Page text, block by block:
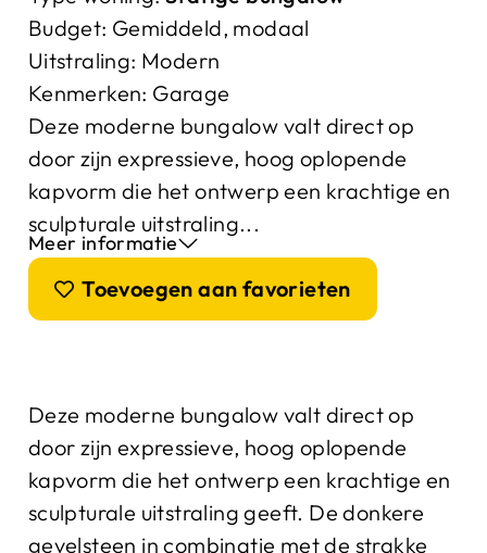
Budget: Gemiddeld, modaal
Uitstraling: Modern
Kenmerken: Garage
Deze moderne bungalow valt direct op
door zijn expressieve, hoog oplopende
kapvorm die het ontwerp een krachtige en
sculpturale uitstraling...
Meer informatie
Toevoegen aan favorieten
Deze moderne bungalow valt direct op
door zijn expressieve, hoog oplopende
kapvorm die het ontwerp een krachtige en
sculpturale uitstraling geeft. De donkere
gevelsteen in combinatie met de strakke